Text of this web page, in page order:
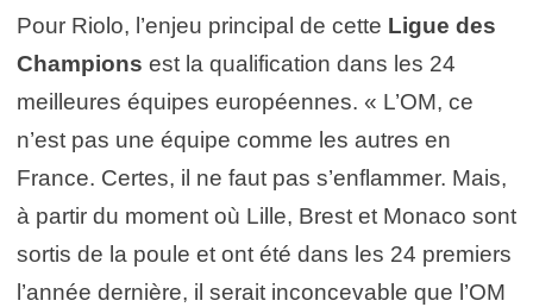
Pour Riolo, l’enjeu principal de cette Ligue des
Champions est la qualification dans les 24
meilleures équipes européennes. « L’OM, ce
n’est pas une équipe comme les autres en
France. Certes, il ne faut pas s’enflammer. Mais,
à partir du moment où Lille, Brest et Monaco sont
sortis de la poule et ont été dans les 24 premiers
l’année dernière, il serait inconcevable que l’OM